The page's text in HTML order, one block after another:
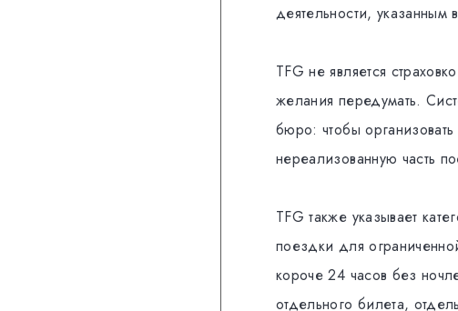
деятельности, указанным
TFG не является
желания передумать.
бюро: чтобы
нереализованную часть
TFG также указывает
поездки для
короче 24 часов без
отдельного билета,